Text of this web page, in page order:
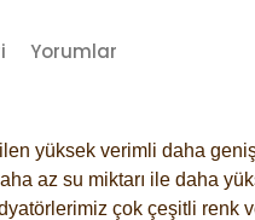
Yorumlar
yüksek verimli daha
az su miktarı ile daha
çok çeşitli renk